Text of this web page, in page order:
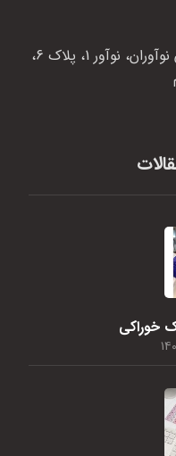
تهران، شهرک صنعتی پرند، خیابان نوآوران، نوآور 1، پلاک 6،
خوراکی